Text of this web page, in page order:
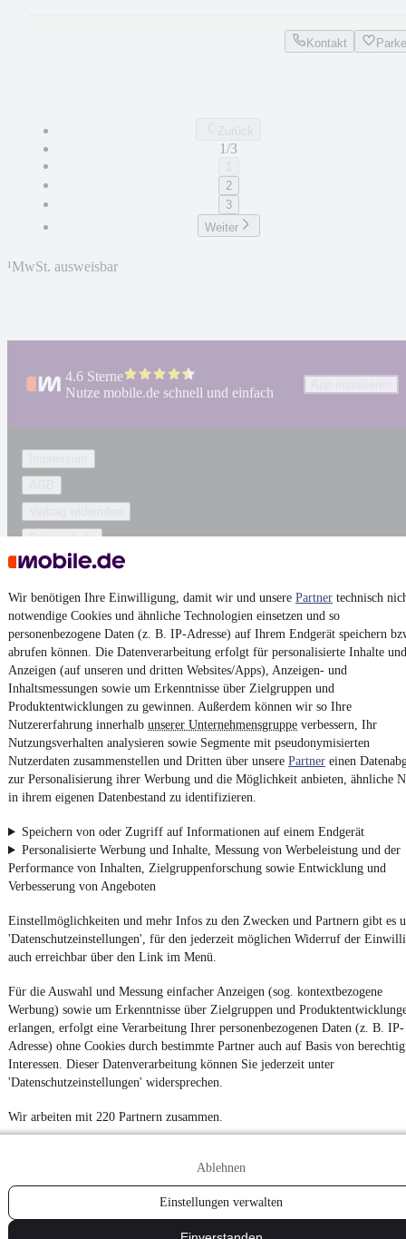
Wir benötigen Ihre Einwilligung, damit wir und unsere Partner technisch
notwendige Cookies und ähnliche Technologien einsetzen und so
personenbezogene Daten (z. B. IP-Adresse) auf Ihrem Endgerät speichern
abrufen können. Die Datenverarbeitung erfolgt für personalisierte Inhalte und
Anzeigen (auf unseren und dritten Websites/Apps), Anzeigen- und
Inhaltsmessungen sowie um Erkenntnisse über Zielgruppen und
Produktentwicklungen zu gewinnen. Außerdem können wir so Ihre
Nutzererfahrung innerhalb unserer Unternehmensgruppe verbessern, Ihr
Nutzungsverhalten analysieren sowie Segmente mit pseudonymisierten
Nutzerdaten zusammenstellen und Dritten über unsere Partner einen
zur Personalisierung ihrer Werbung und die Möglichkeit anbieten, ähnliche
in ihrem eigenen Datenbestand zu identifizieren.
Speichern von oder Zugriff auf Informationen auf einem Endgerät
Personalisierte Werbung und Inhalte, Messung von Werbeleistung und der
Performance von Inhalten, Zielgruppenforschung sowie Entwicklung und
Verbesserung von Angeboten
Einstellmöglichkeiten und mehr Infos zu den Zwecken und Partnern gibt es
'Datenschutzeinstellungen', für den jederzeit möglichen Widerruf der
auch erreichbar über den Link im Menü.
Für die Auswahl und Messung einfacher Anzeigen (sog. kontextbezogene
Werbung) sowie um Erkenntnisse über Zielgruppen und
erlangen, erfolgt eine Verarbeitung Ihrer personenbezogenen Daten (z. B. IP-
Adresse) ohne Cookies durch bestimmte Partner auch auf Basis von
Interessen. Dieser Datenverarbeitung können Sie jederzeit unter
'Datenschutzeinstellungen' widersprechen.
Wir arbeiten mit 220 Partnern zusammen.
Ablehnen
Einstellungen verwalten
Kontakt
1/3
2
3
Weiter
¹MwSt. ausweisbar
4.6 Sterne
Nutze mobile.de schnell und einfach
Datenschutz
Datenschutzeinstellungen
Erklärung zur Barrierefreiheit
Report Security Vulnerability (English)
Powered by
TopFord Leasing-AngeboteundFord Gebrauchtwagen:
Fahrzeuge gibt es beimobile.de